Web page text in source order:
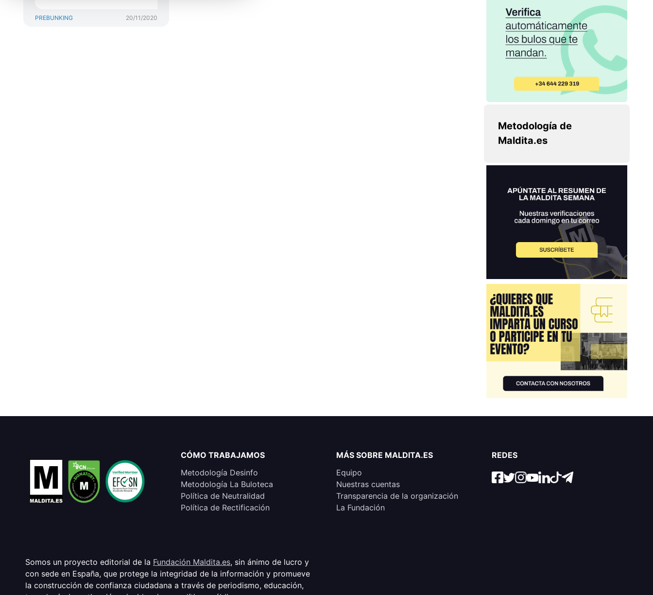
PREBUNKING 20/11/2020
Metodología de
Maldita.es
CÓMO TRABAJAMOS
Metodología Desinfo
Metodología La Buloteca
Política de Neutralidad
Política de Rectificación
MÁS SOBRE MALDITA.ES
Equipo
Nuestras cuentas
Transparencia de la organización
La Fundación
REDES
Somos un proyecto editorial de la Fundación Maldita.es, sin ánimo de lucro y
con sede en España, que protege la integridad de la información y promueve
la construcción de confianza ciudadana a través de periodismo, educación,